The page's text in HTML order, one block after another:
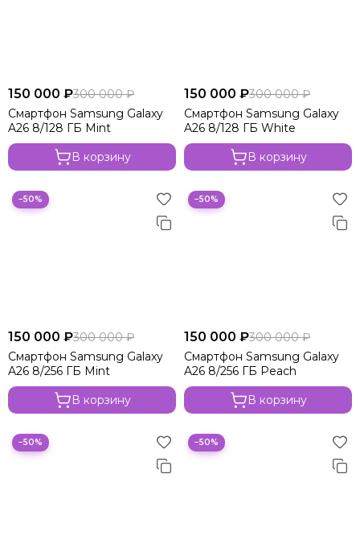
150 000 ₽300 000 ₽
Смартфон Samsung Galaxy
A26 8/128 ГБ Mint
В корзину
150 000 ₽300 000 ₽
Смартфон Samsung Galaxy
A26 8/128 ГБ White
В корзину
−50%
150 000 ₽300 000 ₽
Смартфон Samsung Galaxy
A26 8/256 ГБ Mint
В корзину
−50%
150 000 ₽300 000 ₽
Смартфон Samsung Galaxy
A26 8/256 ГБ Peach
В корзину
−50% −50%